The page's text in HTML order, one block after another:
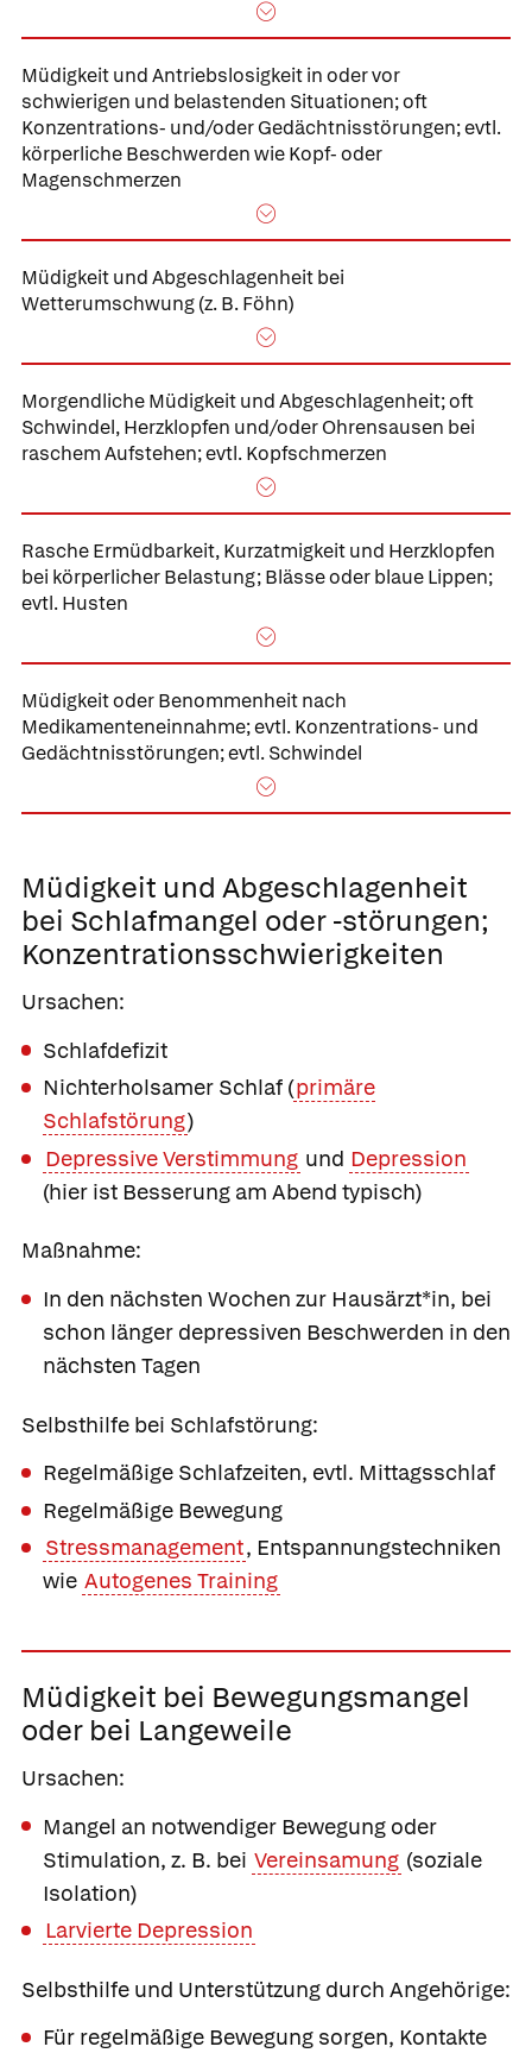
Müdigkeit undAntriebslosigkeit in oder vor
schwierigen und belastenden Situationen;oft
Konzentrations- und/oder Gedächtnisstörungen; evtl.
körperliche Beschwerden wie Kopf- oder
Magenschmerzen
Müdigkeit undAbgeschlagenheit bei
Wetterumschwung(z. B. Föhn)
Morgendliche Müdigkeit und Abgeschlagenheit;oft
Schwindel, Herzklopfen und/oder Ohrensausen bei
raschem Aufstehen; evtl. Kopfschmerzen
Rasche Ermüdbarkeit,Kurzatmigkeit und Herzklopfen
bei körperlicher Belastung;Blässe oder blaue Lippen;
evtl. Husten
Müdigkeit oderBenommenheit nach
Medikamenteneinnahme;evtl. Konzentrations- und
Gedächtnisstörungen; evtl. Schwindel
Müdigkeit und Abgeschlagenheit
bei Schlafmangel oder -störungen;
Konzentrationsschwierigkeiten
Ursachen:
Schlafdefizit
Nichterholsamer Schlaf (primäre
Schlafstörung)
Depressive Verstimmung und Depression
(hier ist Besserung am Abend typisch)
Maßnahme:
In den nächsten Wochen zur Hausärzt*in, bei
schon länger depressiven Beschwerden in den
nächsten Tagen
Selbsthilfe bei Schlafstörung:
Regelmäßige Schlafzeiten, evtl. Mittagsschlaf
Regelmäßige Bewegung
Stressmanagement, Entspannungstechniken
wie Autogenes Training
Müdigkeit bei Bewegungsmangel
oder bei Langeweile
Ursachen:
Mangel an notwendiger Bewegung oder
Stimulation, z. B. bei Vereinsamung (soziale
Isolation)
Larvierte Depression
Selbsthilfe und Unterstützung durch Angehörige:
Für regelmäßige Bewegung sorgen, Kontakte